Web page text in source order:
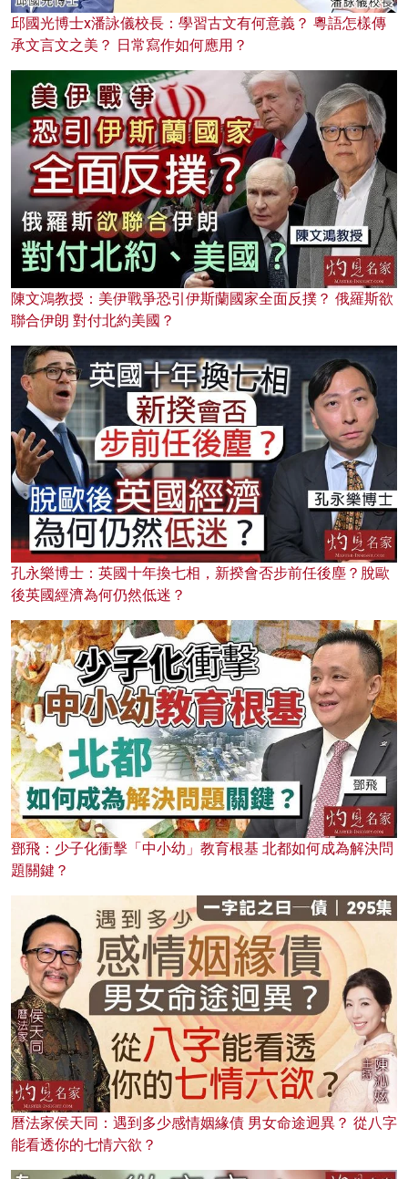
邱國光博士x潘詠儀校長：學習古文有何意義？ 粵語怎樣傳
承文言文之美？ 日常寫作如何應用？
陳文鴻教授：美伊戰爭恐引伊斯蘭國家全面反撲？ 俄羅斯欲
聯合伊朗 對付北約美國？
孔永樂博士：英國十年換七相，新揆會否步前任後塵？脫歐
後英國經濟為何仍然低迷？
鄧飛：少子化衝擊「中小幼」教育根基 北都如何成為解決問
題關鍵？
曆法家侯天同：遇到多少感情姻緣債 男女命途迥異？ 從八字
能看透你的七情六欲？